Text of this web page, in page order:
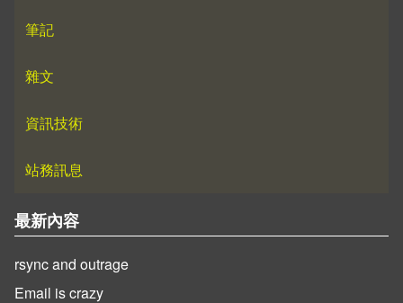
筆記
雜文
資訊技術
站務訊息
最新內容
rsync and outrage
Email is crazy